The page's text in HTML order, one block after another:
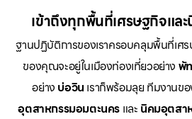
เข้าถึงทุกพื้นที่เศรษฐกิจแล
ฐานปฏิบัติการของเราครอบคลุมพื้นที่เศ
ของคุณจะอยู่ในเมืองท่องเที่ยวอย่าง พั
อย่าง บ่อวิน เราก็พร้อมลุย ทีมงานขอ
อุตสาหกรรมอมตะนครและ นิคมอุตสา